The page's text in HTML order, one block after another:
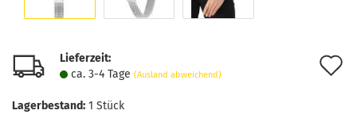
Lieferzeit:
ca. 3-4 Tage (Ausland abweichend)
Lagerbestand: 1 Stück